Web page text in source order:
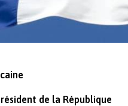
de la République